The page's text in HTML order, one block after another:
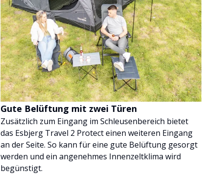
Gute Belüftung mit zwei Türen
Zusätzlich zum Eingang im Schleusenbereich bietet
das Esbjerg Travel 2 Protect einen weiteren Eingang
an der Seite. So kann für eine gute Belüftung gesorgt
werden und ein angenehmes Innenzeltklima wird
begünstigt.